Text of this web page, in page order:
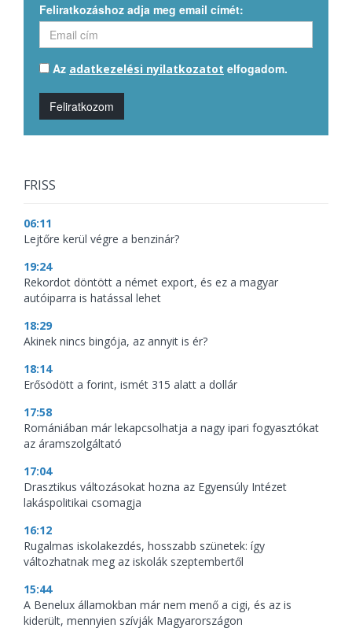
Feliratkozáshoz adja meg email címét:
Az adatkezelési nyilatkozatot elfogadom.
Feliratkozom
FRISS
06:11
Lejtőre kerül végre a benzinár?
19:24
Rekordot döntött a német export, és ez a magyar
autóiparra is hatással lehet
18:29
Akinek nincs bingója, az annyit is ér?
18:14
Erősödött a forint, ismét 315 alatt a dollár
17:58
Romániában már lekapcsolhatja a nagy ipari fogyasztókat
az áramszolgáltató
17:04
Drasztikus változásokat hozna az Egyensúly Intézet
lakáspolitikai csomagja
16:12
Rugalmas iskolakezdés, hosszabb szünetek: így
változhatnak meg az iskolák szeptembertől
15:44
A Benelux államokban már nem menő a cigi, és az is
kiderült, mennyien szívják Magyarországon